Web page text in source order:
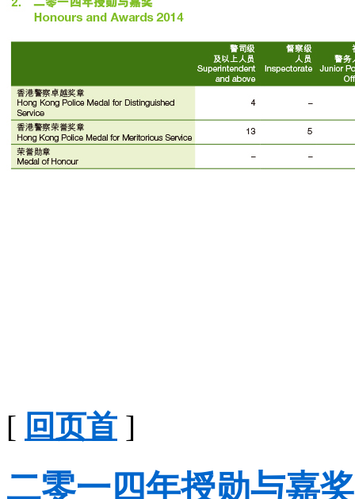
[ 回页首 ]
二零一四年授勋与嘉